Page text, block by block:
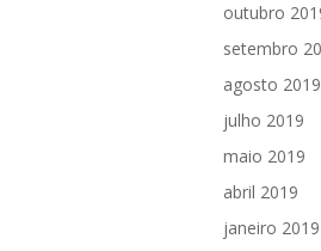
outubro
setembro
agosto 2019
julho 2019
maio 2019
abril 2019
janeiro 2019